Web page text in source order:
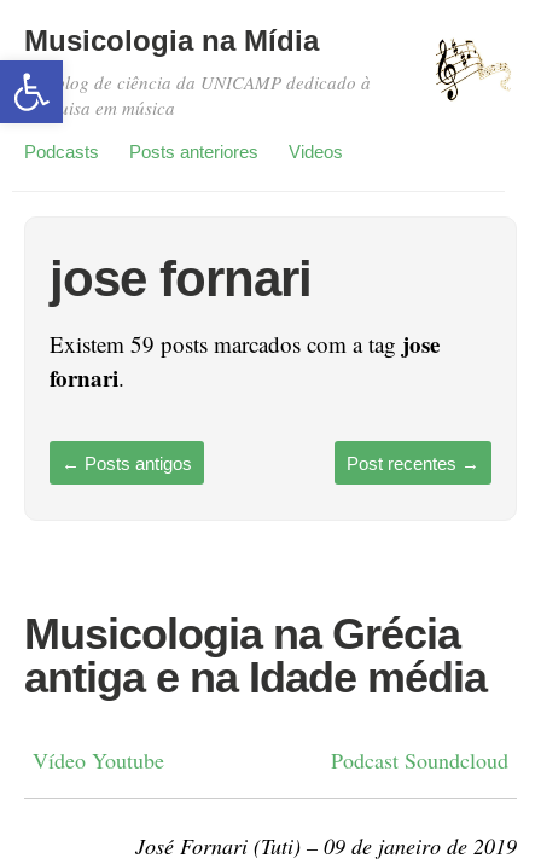
Abrir a barra de ferramentas
Musicologia na Mídia
Um blog de ciência da UNICAMP dedicado à
pesquisa em música
Podcasts Posts anteriores Videos
jose fornari
Existem 59 posts marcados com a tag jose
fornari.
← Posts antigos Post recentes →
Musicologia na Grécia
antiga e na Idade média
Vídeo Youtube Podcast Soundcloud
José Fornari (Tuti) – 09 de janeiro de 2019